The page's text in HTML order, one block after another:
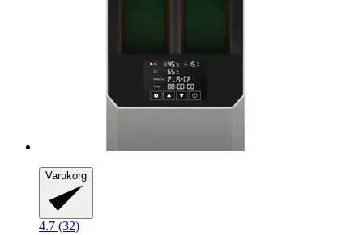
Varukorg
4.7 (32)